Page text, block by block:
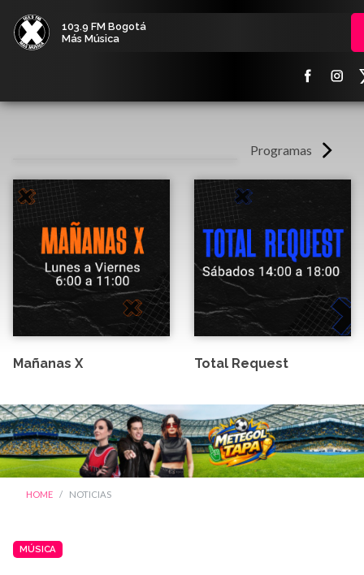
103.9 FM Bogotá
Más Música
Programas
Mañanas X Total Request
HOME NOTICIAS
MÚSICA